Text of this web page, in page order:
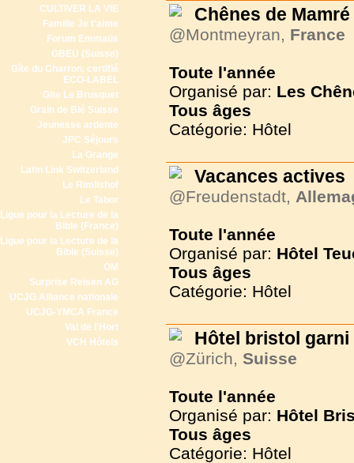
CULTIVER LA VIE
Famille Je t'aime
Forum Emmaüs
GBEU (Suisse)
Gîte du Charron, certifié
ECO-LABEL
Gite Le Brusquet
Grain de Blé Suisse
Jeunesse ardente
JPC Séjours
La Grange
Latin Link Switzerland
Le Rimlishof
Le Tabor
Ligue pour la Lecture de la
Bible (France)
Ligue pour la Lecture de la
Bible (Suisse)
OM
Surprise Reisen AG
UCJG Alliance nationale
UCJG-YMCA France
Val de l'Hort
VCH Hôtels
Chênes de Mamré
@Montmeyran, France
Toute l'année
Organisé par: Les
Tous âges
Catégorie: Hôtel
Vacances actives
@Freudenstadt,
Toute l'année
Organisé par: Hôtel
Tous âges
Catégorie: Hôtel
Hôtel bristol garni
@Zürich, Suisse
Toute l'année
Organisé par: Hôtel
Tous âges
Catégorie: Hôtel